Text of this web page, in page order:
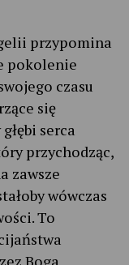
przypomina
pokolenie
czasu
się
serca
przychodząc,
zawsze
wówczas
To
Boga